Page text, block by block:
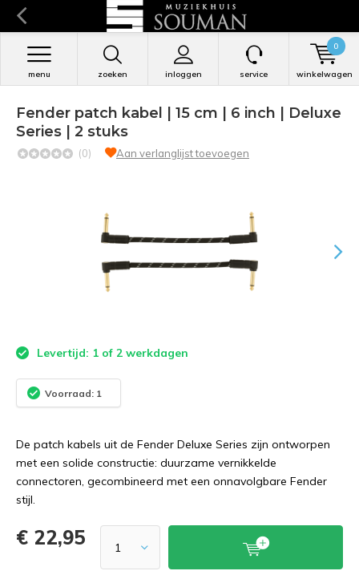
zoeken inloggen
menu service winkelwagen
0
Fender patch kabel | 15 cm | 6 inch | Deluxe
Series | 2 stuks
(0) Aan verlanglijst toevoegen
Levertijd: 1 of 2 werkdagen
Voorraad: 1
De patch kabels uit de Fender Deluxe Series zijn ontworpen
met een solide constructie: duurzame vernikkelde
connectoren, gecombineerd met een onnavolgbare Fender
stijl.
€ 22,95